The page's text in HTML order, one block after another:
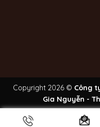
Copyright 2026 © Công
Gia Nguyễn -